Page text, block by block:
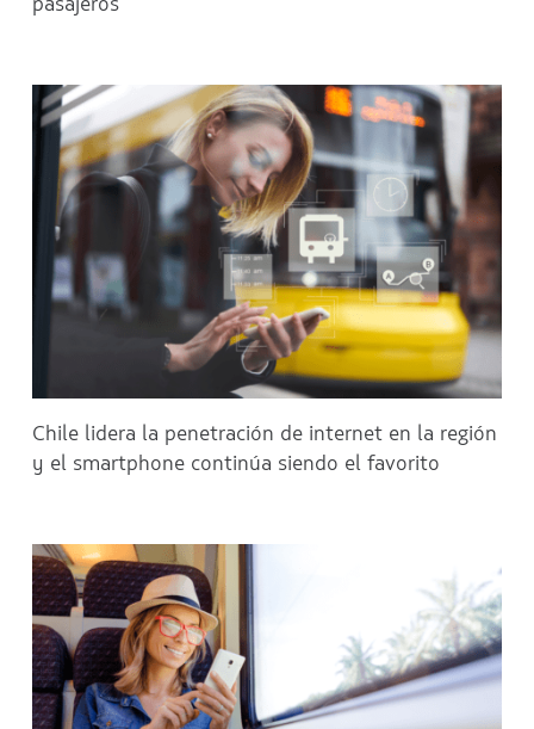
pasajeros
Chile lidera la penetración de internet en la región
y el smartphone continúa siendo el favorito